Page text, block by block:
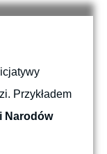
Przykładem
Narodów